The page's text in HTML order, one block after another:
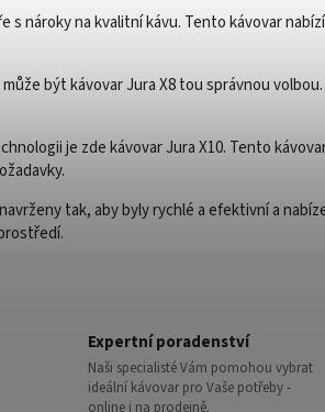
s nároky na kvalitní kávu. Tento kávovar
být kávovar Jura X8 tou správnou
je zde kávovar Jura X10. Tento
tak, aby byly rychlé a efektivní a
Expertní poradenství
Naši specialisté Vám pomohou vybrat
ideální kávovar pro Vaše potřeby -
online i na prodejně.